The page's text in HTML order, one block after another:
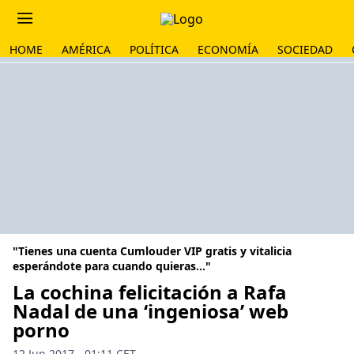
HOME AMÉRICA POLÍTICA ECONOMÍA SOCIEDAD
"Tienes una cuenta Cumlouder VIP gratis y vitalicia
esperándote para cuando quieras..."
La cochina felicitación a Rafa
Nadal de una ‘ingeniosa’ web
porno